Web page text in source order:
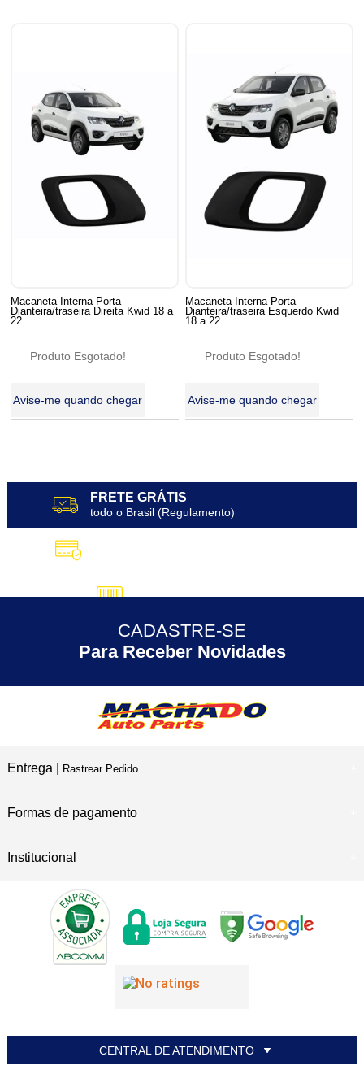
Macaneta Interna Porta
Dianteira/traseira Direita Kwid 18 a
22
Produto Esgotado!
Avise-me quando chegar
Macaneta Interna Porta
Dianteira/traseira Esquerdo Kwid
18 a 22
Produto Esgotado!
Avise-me quando chegar
FRETE GRÁTIS
todo o Brasil (Regulamento)
5% DESCONTO no Pix
30 ANOS
CADASTRE-SE
Para Receber Novidades
Entrega | Rastrear Pedido
Formas de pagamento
Institucional
CENTRAL DE ATENDIMENTO